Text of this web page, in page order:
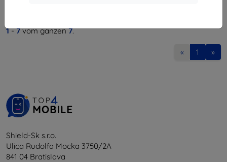
1-7vom ganzen7.
« 1 »
Shield-Sk s.r.o.
Ulica Rudolfa Mocka 3750/2A
841 04 Bratislava